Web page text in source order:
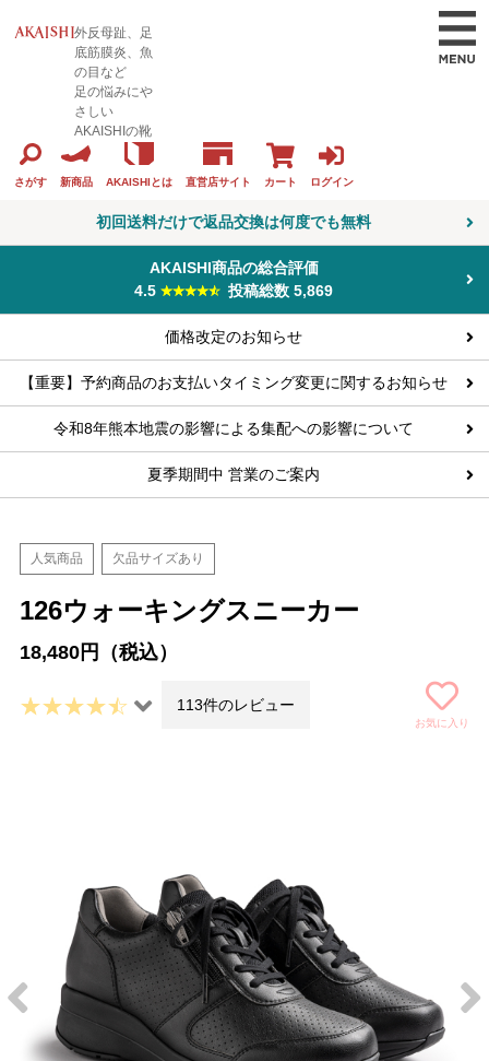
外反母趾、足
底筋膜炎、魚
の目など
足の悩みにや
さしい
AKAISHIの靴
さがす 新商品 AKAISHIとは 直営店サイト カート ログイン
初回送料だけで返品交換は何度でも無料
AKAISHI商品の総合評価
4.5
投稿総数 5,869
価格改定のお知らせ
【重要】予約商品のお支払いタイミング変更に関するお知らせ
令和8年熊本地震の影響による集配への影響について
夏季期間中 営業のご案内
人気商品 欠品サイズあり
126ウォーキングスニーカー
18,480円（税込）
113件のレビュー
お気に入り